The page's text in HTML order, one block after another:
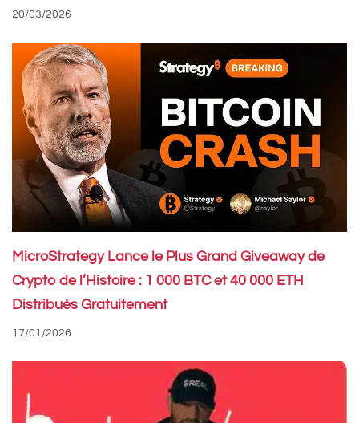
20/03/2026
MicroStrategy Lance le Plus Grand Giveaway de
Crypto de l’Histoire : 1 000 BTC et 40 000 ETH
Distribués Gratuitement
17/01/2026